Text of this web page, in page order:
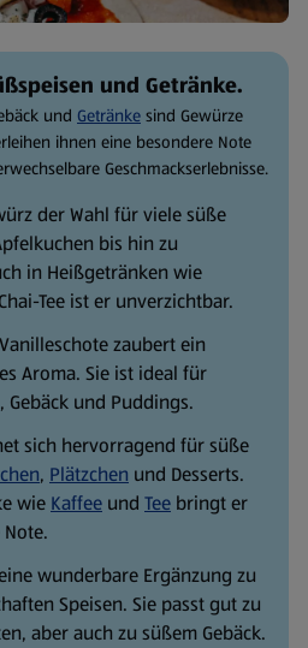
und Getränke.
und Getränke sind Gewürze
ihnen eine besondere Note
Geschmackserlebnisse.
der Wahl für viele süße
bis hin zu
in Heißgetränken wie
Tee ist er unverzichtbar.
zaubert ein
Aroma. Sie ist ideal für
Gebäck und Puddings.
sich hervorragend für süße
, Plätzchen und Desserts.
wie Kaffee und Tee bringt er
wunderbare Ergänzung zu
Speisen. Sie passt gut zu
aber auch zu süßem Gebäck.